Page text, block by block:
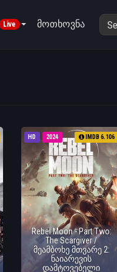
Live მოთხოვნა
HD 2024 IMDB 6.106
Rebel Moon - Part Two:
The Scargiver /
მეამბოხე მთვარე 2:
ნაიარევის
დამტოვებელი